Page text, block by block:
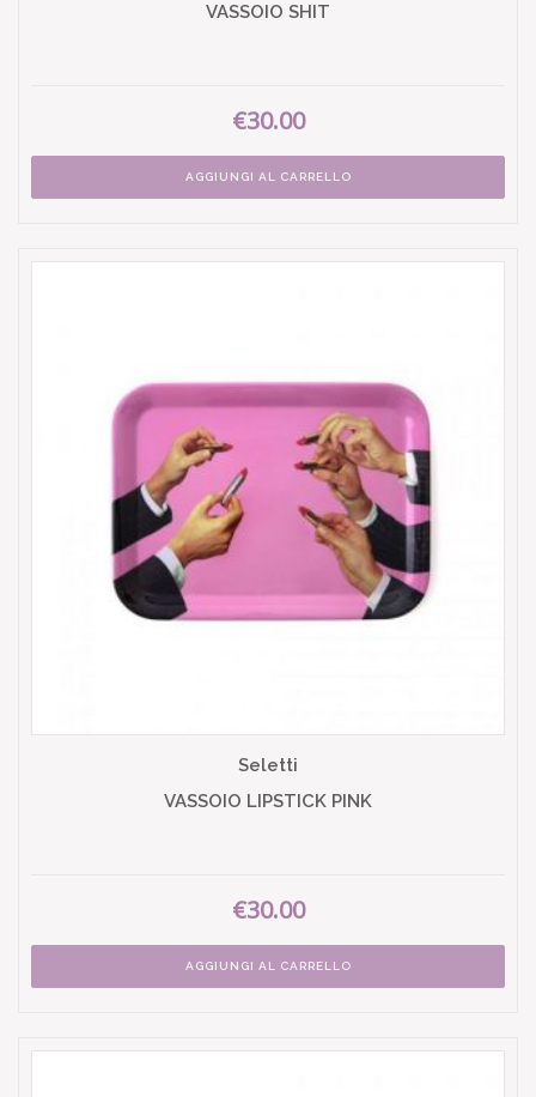
VASSOIO SHIT
€30.00
AGGIUNGI AL CARRELLO
Seletti
VASSOIO LIPSTICK PINK
€30.00
AGGIUNGI AL CARRELLO